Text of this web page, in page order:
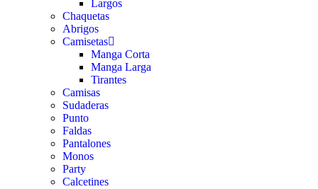
Largos
Chaquetas
Abrigos
Camisetas
Manga Corta
Manga Larga
Tirantes
Camisas
Sudaderas
Punto
Faldas
Pantalones
Monos
Party
Calcetines